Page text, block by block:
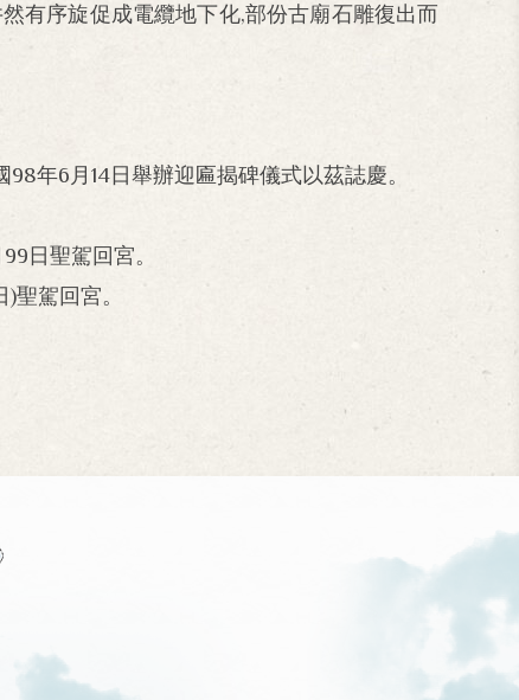
有序旋促成電纜地下化,部份古廟石雕復出而
年6月14日舉辦迎匾揭碑儀式以茲誌慶。
日聖駕回宮。
聖駕回宮。